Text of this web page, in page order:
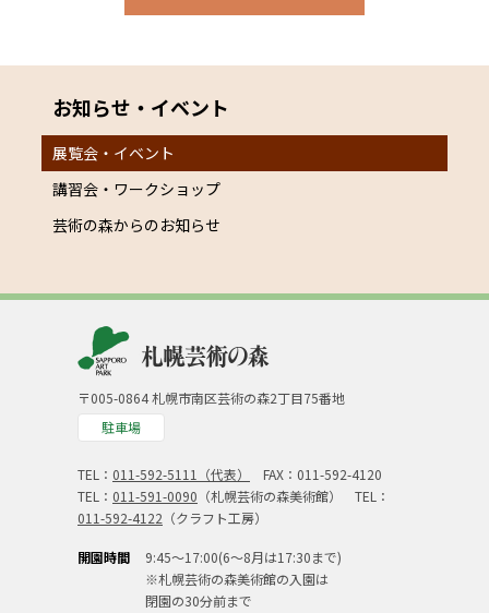
お知らせ・イベント
展覧会・イベント
講習会・ワークショップ
芸術の森からのお知らせ
〒005-0864 札幌市南区芸術の森2丁目75番地
駐車場
TEL： 011-592-5111（代表）
FAX：011-592-4120
TEL： 011-591-0090 （札幌芸術の森美術館） TEL：
011-592-4122 （クラフト工房）
開園時間
9:45～17:00(6～8月は17:30まで)
※札幌芸術の森美術館の入園は
閉園の30分前まで